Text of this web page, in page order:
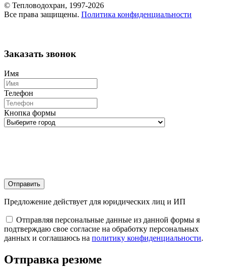
© Тепловодохран, 1997-2026
Все права защищены. Политика конфиденциальности
Заказать звонок
Имя
Телефон
Кнопка формы
Отправить
Предложение действует для юридических лиц и ИП
Отправляя персональные данные из данной формы я
подтверждаю свое согласие на обработку персональных
данных и соглашаюсь на политику конфиденциальности.
Отправка резюме